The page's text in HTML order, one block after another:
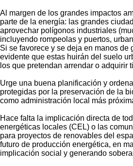
Al margen de los grandes impactos
parte de la energía: las grandes
aprovechar polígonos industriales
incluyendo rompeolas y puertos,
Si se favorece y se deja en manos
evidente que estas huirán del suelo
los que pretendan arrendar o
Urge una buena planificación y
protegidas por la preservación de la
como administración local más
Hace falta la implicación directa de
energéticas locales (CEL) o las
para proyectos de renovables del
futuro de producción energética, en
implicación social y generando